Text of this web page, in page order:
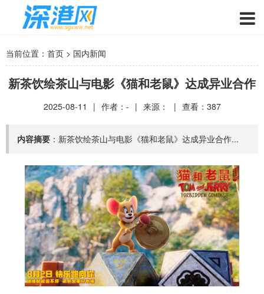
当前位置： 首页 > 国内新闻
新茶饮绘茶山与电影《猫和老鼠》达成异业合作
2025-08-11 | 作者：- | 来源： | 查看： 387
内容摘要 ：新茶饮绘茶山与电影《猫和老鼠》达成异业合作...